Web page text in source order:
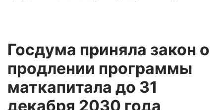
Госдума приняла закон о
продлении программы
маткапитала до 31
декабря 2030 года